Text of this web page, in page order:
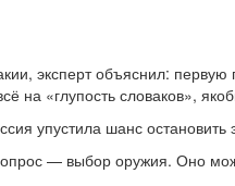
эксперт объяснил:
на «глупость словаков»,
упустила шанс
— выбор оружия. Оно